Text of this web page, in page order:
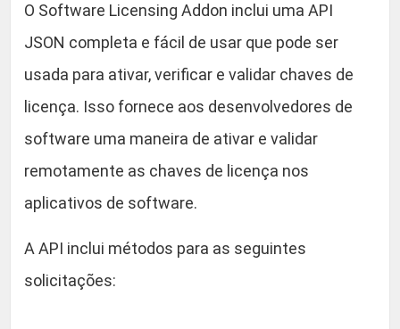
O Software Licensing Addon inclui uma API
JSON completa e fácil de usar que pode ser
usada para ativar, verificar e validar chaves de
licença. Isso fornece aos desenvolvedores de
software uma maneira de ativar e validar
remotamente as chaves de licença nos
aplicativos de software.
A API inclui métodos para as seguintes
solicitações: